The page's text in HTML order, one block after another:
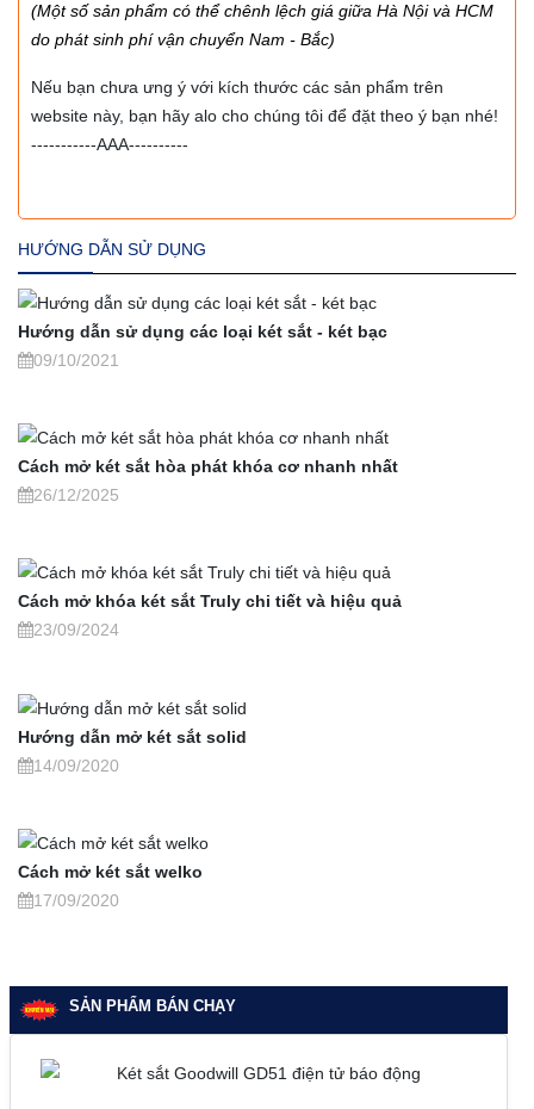
(Một số sản phẩm có thể chênh lệch giá giữa Hà Nội và HCM
do phát sinh phí vận chuyển Nam - Bắc)
Nếu bạn chưa ưng ý với kích thước các sản phẩm trên
website này, bạn hãy alo cho chúng tôi để đặt theo ý bạn nhé!
-----------AAA----------
HƯỚNG DẪN SỬ DỤNG
Hướng dẫn sử dụng các loại két sắt - két bạc
09/10/2021
Cách mở két sắt hòa phát khóa cơ nhanh nhất
26/12/2025
Cách mở khóa két sắt Truly chi tiết và hiệu quả
23/09/2024
Hướng dẫn mở két sắt solid
14/09/2020
Cách mở két sắt welko
17/09/2020
SẢN PHẨM BÁN CHẠY